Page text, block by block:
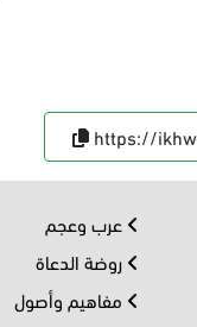
https://
عرب وعجم
روضة الدعاة
مفاهيم وأصول